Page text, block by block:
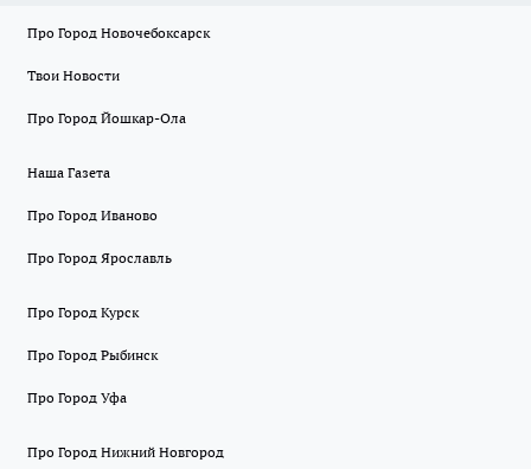
Про Город Новочебоксарск
Твои Новости
Про Город Йошкар-Ола
Наша Газета
Про Город Иваново
Про Город Ярославль
Про Город Курск
Про Город Рыбинск
Про Город Уфа
Про Город Нижний Новгород